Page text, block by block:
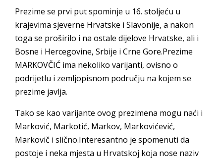
Prezime se prvi put spominje u 16. stoljeću u
krajevima sjeverne Hrvatske i Slavonije, a nakon
toga se proširilo i na ostale dijelove Hrvatske, ali i
Bosne i Hercegovine, Srbije i Crne Gore.Prezime
MARKOVČIĆ ima nekoliko varijanti, ovisno o
podrijetlu i zemljopisnom području na kojem se
prezime javlja.
Tako se kao varijante ovog prezimena mogu naći i
Marković, Markotić, Markov, Markovićević,
Markovič i slično.Interesantno je spomenuti da
postoje i neka mjesta u Hrvatskoj koja nose naziv